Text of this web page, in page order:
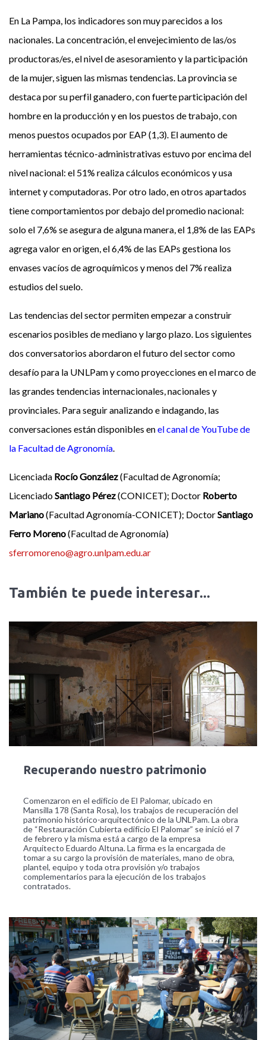
En La Pampa, los indicadores son muy parecidos a los
nacionales. La concentración, el envejecimiento de las/os
productoras/es, el nivel de asesoramiento y la participación
de la mujer, siguen las mismas tendencias. La provincia se
destaca por su perfil ganadero, con fuerte participación del
hombre en la producción y en los puestos de trabajo, con
menos puestos ocupados por EAP (1,3). El aumento de
herramientas técnico-administrativas estuvo por encima del
nivel nacional: el 51% realiza cálculos económicos y usa
internet y computadoras. Por otro lado, en otros apartados
tiene comportamientos por debajo del promedio nacional:
solo el 7,6% se asegura de alguna manera, el 1,8% de las EAPs
agrega valor en origen, el 6,4% de las EAPs gestiona los
envases vacíos de agroquímicos y menos del 7% realiza
estudios del suelo.
Las tendencias del sector permiten empezar a construir
escenarios posibles de mediano y largo plazo. Los siguientes
dos conversatorios abordaron el futuro del sector como
desafío para la UNLPam y como proyecciones en el marco de
las grandes tendencias internacionales, nacionales y
provinciales. Para seguir analizando e indagando, las
conversaciones están disponibles enel canal de YouTube de
la Facultad de Agronomía.
Licenciada Rocío González(Facultad de Agronomía;
LicenciadoSantiago Pérez(CONICET); Doctor Roberto
Mariano(Facultad Agronomía-CONICET); DoctorSantiago
Ferro Moreno(Facultad de Agronomía)
sferromoreno@agro.unlpam.edu.ar
También te puede interesar...
Recuperando nuestro patrimonio
Comenzaron en el edificio de El Palomar, ubicado en
Mansilla 178 (Santa Rosa), los trabajos de recuperación del
patrimonio histórico-arquitectónico de la UNLPam. La obra
de “Restauración Cubierta edificio El Palomar” se inició el 7
de febrero y la misma está a cargo de la empresa
Arquitecto Eduardo Altuna. La firma es la encargada de
tomar a su cargo la provisión de materiales, mano de obra,
plantel, equipo y toda otra provisión y/o trabajos
complementarios para la ejecución de los trabajos
contratados.